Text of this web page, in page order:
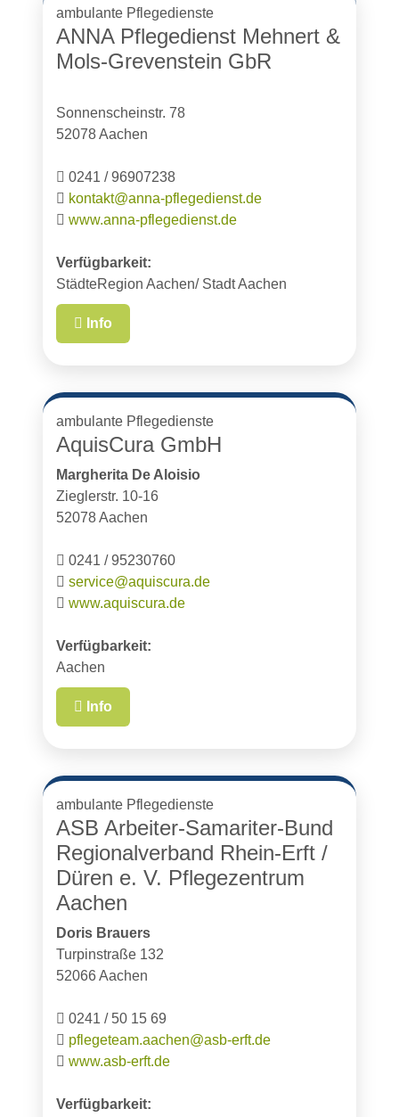
ambulante Pflegedienste
ANNA Pflegedienst Mehnert &
Mols-Grevenstein GbR
Sonnenscheinstr. 78
52078 Aachen
0241 / 96907238
kontakt@anna-pflegedienst.de
www.anna-pflegedienst.de
Verfügbarkeit:
StädteRegion Aachen/ Stadt Aachen
Info
ambulante Pflegedienste
AquisCura GmbH
Margherita De Aloisio
Zieglerstr. 10-16
52078 Aachen
0241 / 95230760
service@aquiscura.de
www.aquiscura.de
Verfügbarkeit:
Aachen
Info
ambulante Pflegedienste
ASB Arbeiter-Samariter-Bund
Regionalverband Rhein-Erft /
Düren e. V. Pflegezentrum
Aachen
Doris Brauers
Turpinstraße 132
52066 Aachen
0241 / 50 15 69
pflegeteam.aachen@asb-erft.de
www.asb-erft.de
Verfügbarkeit: